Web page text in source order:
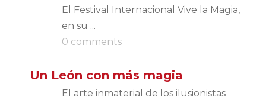
El Festival Internacional Vive la Magia,
en su ...
0 comments
Un León con más magia
El arte inmaterial de los ilusionistas